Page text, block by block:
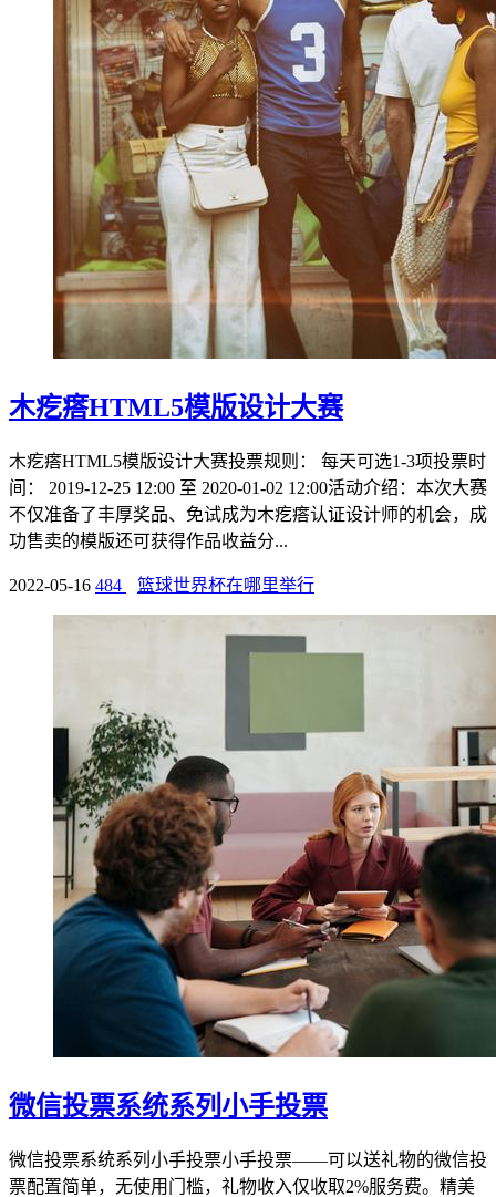
木疙瘩HTML5模版设计大赛
木疙瘩HTML5模版设计大赛投票规则： 每天可选1-3项投票时
间： 2019-12-25 12:00 至 2020-01-02 12:00活动介绍：本次大赛
不仅准备了丰厚奖品、免试成为木疙瘩认证设计师的机会，成
功售卖的模版还可获得作品收益分...
2022-05-16 484 篮球世界杯在哪里举行
微信投票系统系列小手投票
微信投票系统系列小手投票小手投票——可以送礼物的微信投
票配置简单，无使用门槛，礼物收入仅收取2%服务费。精美